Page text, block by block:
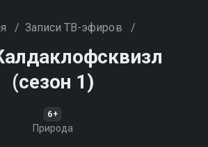
/ Записи ТВ-эфиров /
(сезон 1)
6+
Природа